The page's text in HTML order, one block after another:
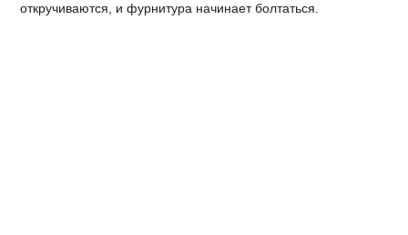
откручиваются, и фурнитура начинает болтаться.